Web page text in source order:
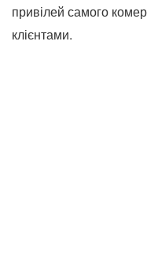
привілей самого
клієнтами.